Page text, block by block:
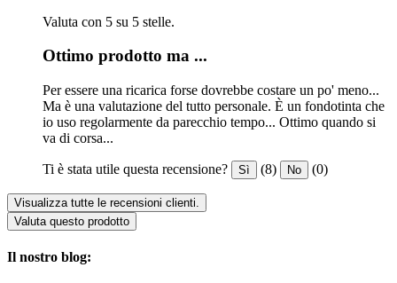
Valuta con 5 su 5 stelle.
Ottimo prodotto ma ...
Per essere una ricarica forse dovrebbe costare un po' meno...
Ma è una valutazione del tutto personale. È un fondotinta che
io uso regolarmente da parecchio tempo... Ottimo quando si
va di corsa...
Ti è stata utile questa recensione? Sì (8) No (0)
Visualizza tutte le recensioni clienti.
Valuta questo prodotto
Il nostro blog: